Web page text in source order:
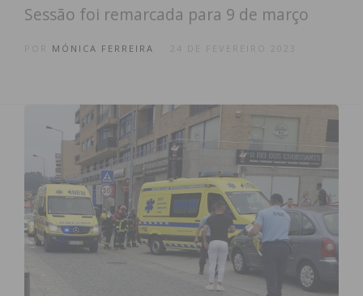
Sessão foi remarcada para 9 de março
MÓNICA FERREIRA 24 DE FEVEREIRO 2023